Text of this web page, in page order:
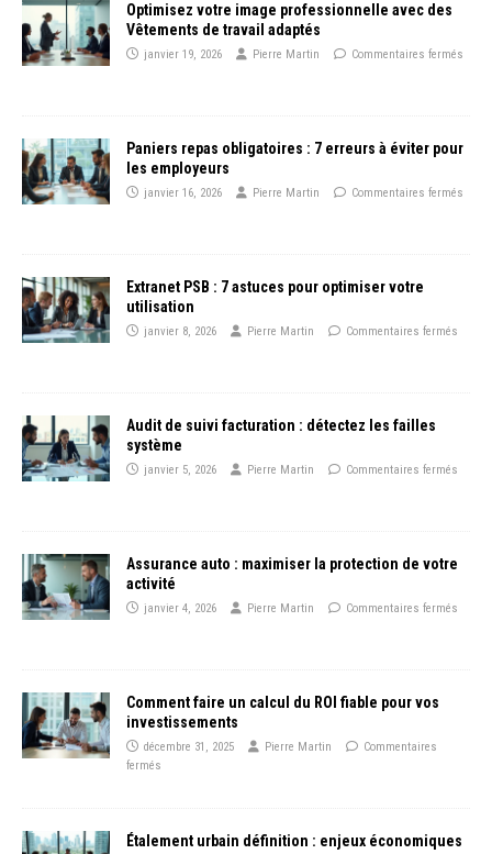
Optimisez votre image professionnelle avec des
Vêtements de travail adaptés
janvier 19, 2026 Pierre Martin Commentaires fermés
Paniers repas obligatoires : 7 erreurs à éviter pour
les employeurs
janvier 16, 2026 Pierre Martin Commentaires fermés
Extranet PSB : 7 astuces pour optimiser votre
utilisation
janvier 8, 2026 Pierre Martin Commentaires fermés
Audit de suivi facturation : détectez les failles
système
janvier 5, 2026 Pierre Martin Commentaires fermés
Assurance auto : maximiser la protection de votre
activité
janvier 4, 2026 Pierre Martin Commentaires fermés
Comment faire un calcul du ROI fiable pour vos
investissements
décembre 31, 2025 Pierre Martin
Commentaires
fermés
Étalement urbain définition : enjeux économiques